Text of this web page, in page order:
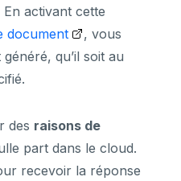
activant cette
document
, vous
qu’il soit au
des raisons de
part dans le cloud.
recevoir la réponse